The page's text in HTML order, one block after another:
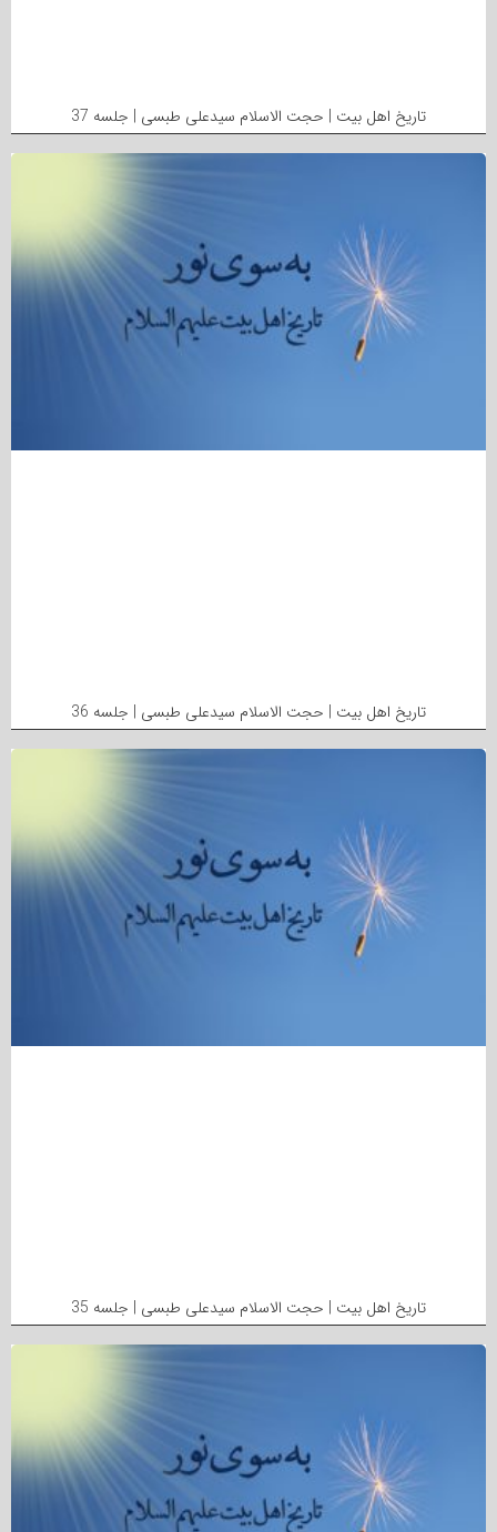
تاریخ اهل بیت | حجت الاسلام سیدعلی طبسی | جلسه 37
تاریخ اهل بیت | حجت الاسلام سیدعلی طبسی | جلسه 36
تاریخ اهل بیت | حجت الاسلام سیدعلی طبسی | جلسه 35